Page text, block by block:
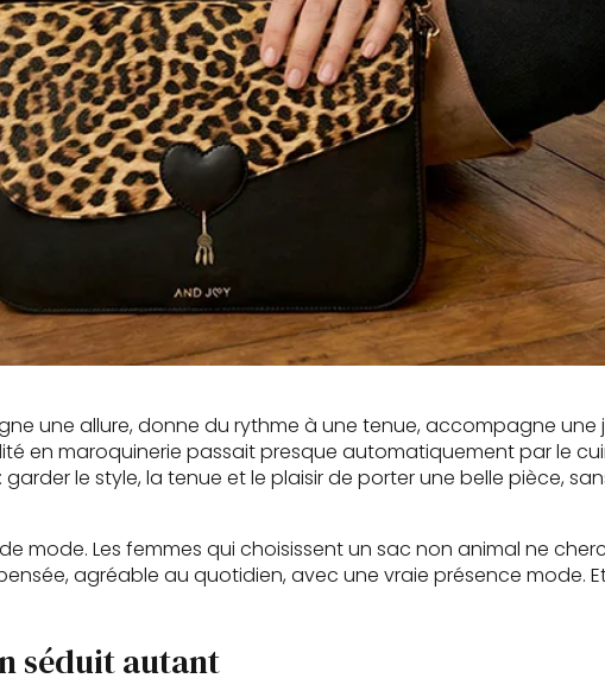
une allure, donne du rythme à une tenue, accompagne une
en maroquinerie passait presque automatiquement par le cuir
le style, la tenue et le plaisir de porter une belle pièce,
mode. Les femmes qui choisissent un sac non animal ne
agréable au quotidien, avec une vraie présence mode.
séduit autant